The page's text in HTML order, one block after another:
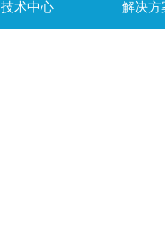
技术中心 解决方